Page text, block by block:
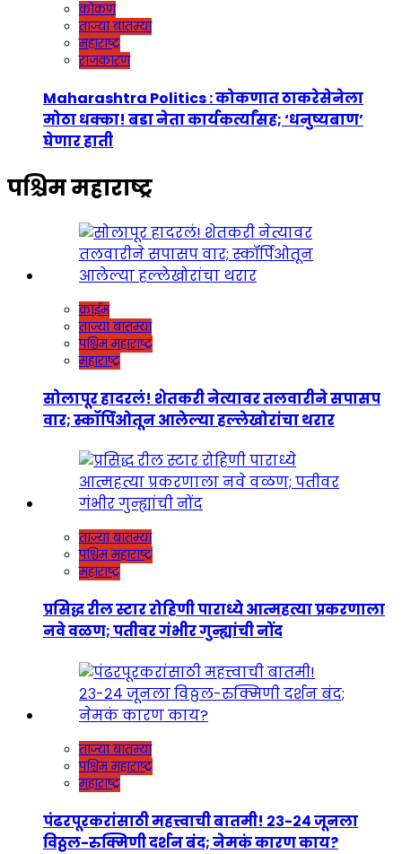
कोकण
ताज्या बातम्या
महाराष्ट्र
राजकारण
Maharashtra Politics : कोकणात ठाकरेसेनेला
मोठा धक्का! बडा नेता कार्यकर्त्यांसह; ‘धनुष्यबाण’
घेणार हाती
पश्चिम महाराष्ट्र
क्राईम
ताज्या बातम्या
पश्चिम महाराष्ट्र
महाराष्ट्र
सोलापूर हादरलं! शेतकरी नेत्यावर तलवारीने सपासप
वार; स्कॉर्पिओतून आलेल्या हल्लेखोरांचा थरार
ताज्या बातम्या
पश्चिम महाराष्ट्र
महाराष्ट्र
प्रसिद्ध रील स्टार रोहिणी पाराध्ये आत्महत्या प्रकरणाला
नवे वळण; पतीवर गंभीर गुन्ह्यांची नोंद
ताज्या बातम्या
पश्चिम महाराष्ट्र
महाराष्ट्र
पंढरपूरकरांसाठी महत्त्वाची बातमी! २३-२४ जूनला
विठ्ठल-रुक्मिणी दर्शन बंद; नेमकं कारण काय?